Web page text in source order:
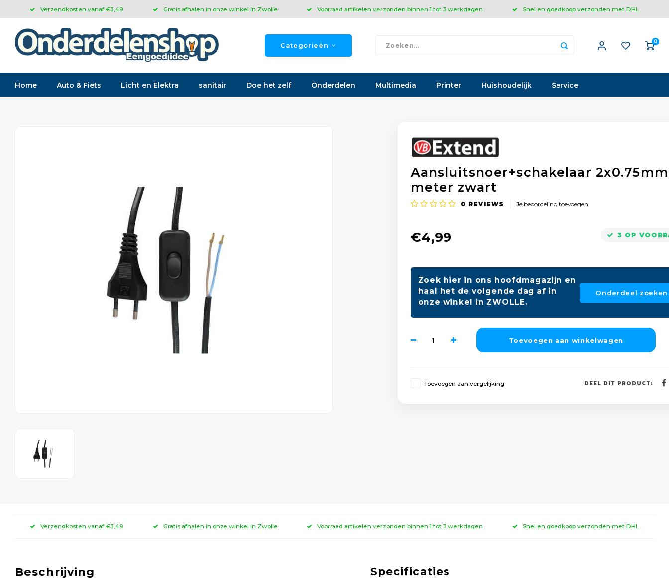
Verzendkosten vanaf €3,49 Gratis afhalen in onze winkel in Zwolle Voorraad artikelen verzonden binnen 1 tot 3 werkdagen Snel en goedkoop verzonden met DHL
Categorieën 0
Home Auto & Fiets Licht en Elektra sanitair Doe het zelf Onderdelen Multimedia Printer Huishoudelijk Service
Aansluitsnoer+schakelaar
meter zwart
0 REVIEWS Je beoordeling toevoegen
€4,99 3 OP
Zoek hier in ons hoofdmagazijn en
haal het de volgende dag af in
onze winkel in ZWOLLE.
Onderdeel zoeken
Toevoegen aan winkelwagen
Toevoegen aan vergelijking DEEL DIT PRODUCT:
Verzendkosten vanaf €3,49 Gratis afhalen in onze winkel in Zwolle Voorraad artikelen verzonden binnen 1 tot 3 werkdagen Snel en goedkoop verzonden met DHL
Beschrijving Specificaties